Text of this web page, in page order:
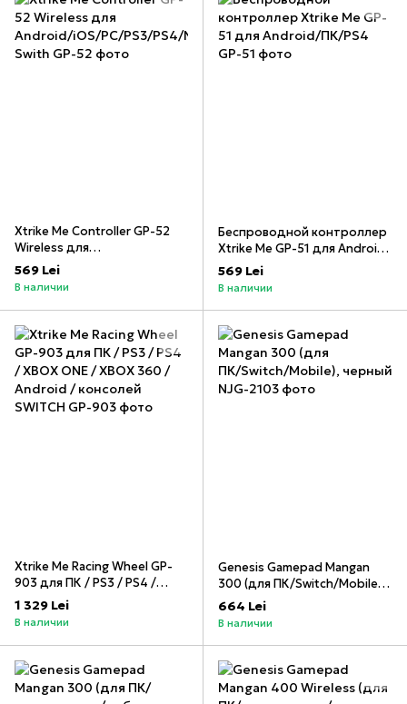
Xtrike Me Controller GP-52
Wireless для
Android/iOS/PC/PS3/PS4/Nin
tendo Swith
569 Lei
В наличии
Беспроводной контроллер
Xtrike Me GP-51 для Android/
ПК/PS4
569 Lei
В наличии
Xtrike Me Racing Wheel GP-
903 для ПК / PS3 / PS4 /
XBOX ONE / XBOX 360 /
Android / консолей SWITCH
1 329 Lei
В наличии
Genesis Gamepad Mangan
300 (для ПК/Switch/Mobile),
черный
664 Lei
В наличии